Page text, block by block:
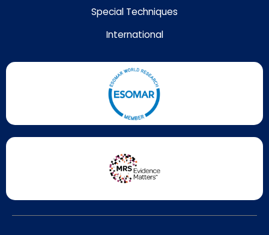
Special Techniques
International